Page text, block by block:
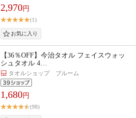
2,970円
(1)
【36％OFF】今治タオル フェイスウォッ
シュタオル 4…
タオルショップ ブルーム
1,680円
(98)